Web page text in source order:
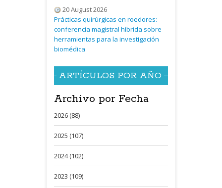
20 August 2026
Prácticas quirúrgicas en roedores:
conferencia magistral híbrida sobre
herramientas para la investigación
biomédica
ARTÍCULOS POR AÑO
Archivo por Fecha
2026 (88)
2025 (107)
2024 (102)
2023 (109)